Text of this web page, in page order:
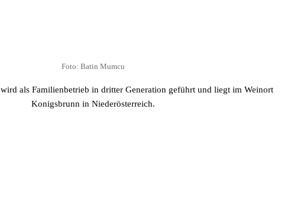
Foto: Batin Mumcu
wird als Familienbetrieb in dritter Generation geführt und liegt im Weinort
Konigsbrunn in Niederösterreich.